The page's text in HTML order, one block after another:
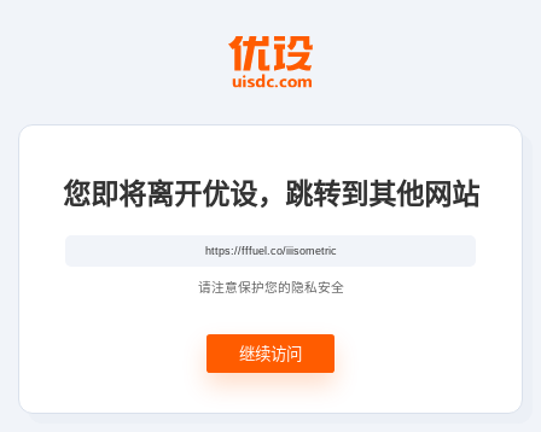
您即将离开优设，跳转到其他网站
请注意保护您的隐私安全
继续访问